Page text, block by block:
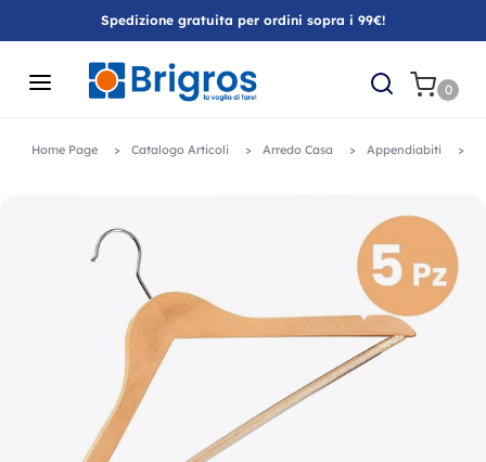
Spedizione gratuita per ordini sopra i 99€!
0
Home Page Catalogo Articoli Arredo Casa Appendiabiti